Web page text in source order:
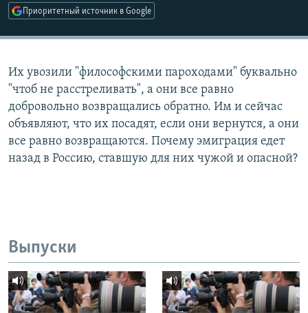
Все сайты РСЕ/РС
Приоритетный источник в Google
Их увозили "философскими пароходами" буквально
"чтоб не расстреливать", а они все равно
добровольно возвращались обратно. Им и сейчас
объявляют, что их посадят, если они вернутся, а они
все равно возвращаются. Почему эмиграция едет
назад в Россию, ставшую для них чужой и опасной?
Выпуски